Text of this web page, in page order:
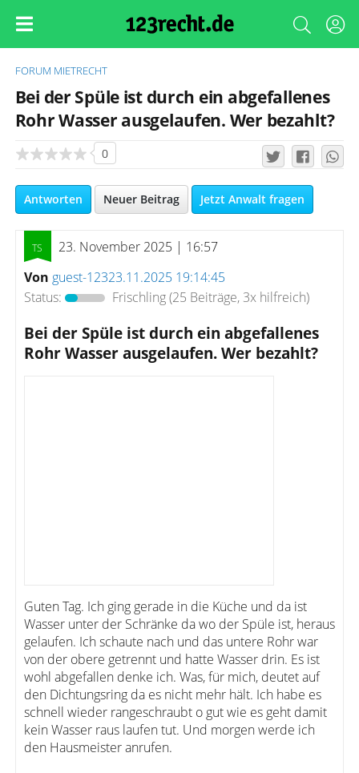
FORUM MIETRECHT
Bei der Spüle ist durch ein abgefallenes
Rohr Wasser ausgelaufen. Wer bezahlt?
0
Antworten Neuer Beitrag Jetzt Anwalt fragen
23. November 2025 | 16:57
Von guest-12323.11.2025 19:14:45
Status:
Frischling(25 Beiträge, 3x hilfreich)
Bei der Spüle ist durch ein abgefallenes
Rohr Wasser ausgelaufen. Wer bezahlt?
Guten Tag. Ich ging gerade in die Küche und da ist
Wasser unter der Schränke da wo der Spüle ist, heraus
gelaufen. Ich schaute nach und das untere Rohr war
von der obere getrennt und hatte Wasser drin. Es ist
wohl abgefallen denke ich. Was, für mich, deutet auf
den Dichtungsring da es nicht mehr hält. Ich habe es
schnell wieder rangeschraubt o gut wie es geht damit
kein Wasser raus laufen tut. Und morgen werde ich
den Hausmeister anrufen.